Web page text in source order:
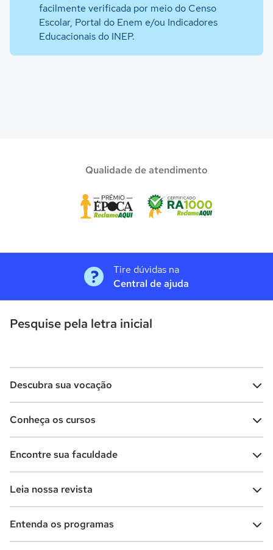
facilmente verificada por meio do Censo
Escolar, Portal do Enem e/ou Indicadores
Educacionais do INEP.
Qualidade de atendimento
Tire dúvidas na
Central de ajuda
Pesquise pela letra inicial
Descubra sua vocação
Conheça os cursos
Cursos técnicos
Encontre sua faculdade
Comunidade Quero
Leia nossa revista
Entenda os programas